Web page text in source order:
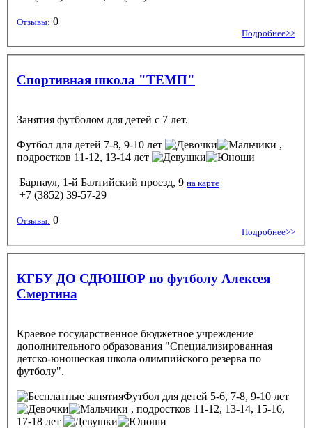
Отзывы: 0
Подробнее>>
Спортивная школа "ТЕМП"
Занятия футболом для детей с 7 лет.
Футбол для детей 7-8, 9-10 лет
,
подростков 11-12, 13-14 лет
Барнаул, 1-й Балтийский проезд, 9 на карте
+7 (3852) 39-57-29
Отзывы: 0
Подробнее>>
КГБУ ДО СДЮШОР по футболу Алексея
Смертина
Краевое государственное бюджетное учреждение
дополнительного образования "Специализированная
детско-юношеская школа олимпийского резерва по
футболу".
Футбол для детей 5-6, 7-8, 9-10 лет
, подростков 11-12, 13-14, 15-16,
17-18 лет